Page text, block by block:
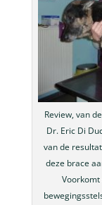
Review, van
Dr. Eric Di
van de
deze brace